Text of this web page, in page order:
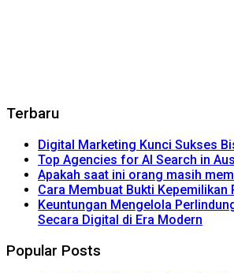
Terbaru
Digital Marketing Kunci Sukses
Top Agencies for AI Search in
Apakah saat ini orang masih
Cara Membuat Bukti Kepemilikan
Keuntungan Mengelola
Secara Digital di Era Modern
Popular Posts